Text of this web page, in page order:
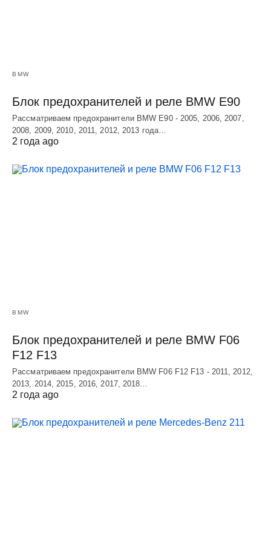
BMW
Блок предохранителей и реле BMW E90
Рассматриваем предохранители BMW E90 - 2005, 2006, 2007,
2008, 2009, 2010, 2011, 2012, 2013 года…
2 года ago
BMW
Блок предохранителей и реле BMW F06
F12 F13
Рассматриваем предохранители BMW F06 F12 F13 - 2011, 2012,
2013, 2014, 2015, 2016, 2017, 2018…
2 года ago